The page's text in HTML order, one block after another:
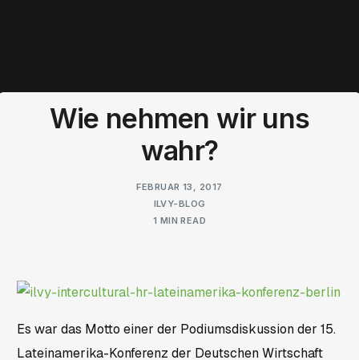
Wie nehmen wir uns
wahr?
FEBRUAR 13, 2017
ILVY-BLOG
1 MIN READ
Es war das Motto einer der Podiumsdiskussion der 15.
Lateinamerika-Konferenz der Deutschen Wirtschaft